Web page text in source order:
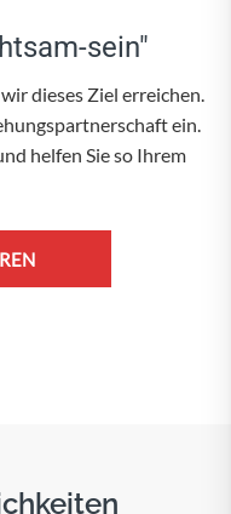
sein"
dieses Ziel erreichen.
ein.
helfen Sie so Ihrem